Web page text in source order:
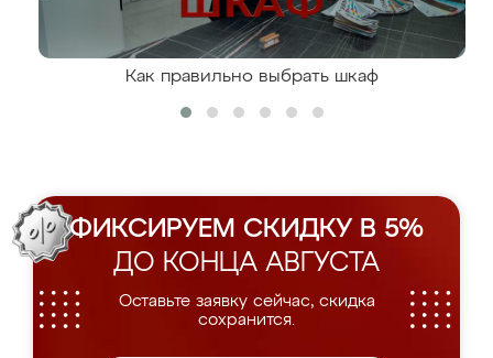
Как правильно выбрать шкаф
ФИКСИРУЕМ СКИДКУ В 5%
ДО КОНЦА АВГУСТА
Оставьте заявку сейчас, скидка
сохранится.